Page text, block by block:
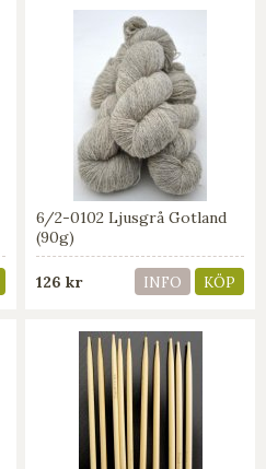
6/2-0102 Ljusgrå Gotland
(90g)
126 kr INFO KÖP